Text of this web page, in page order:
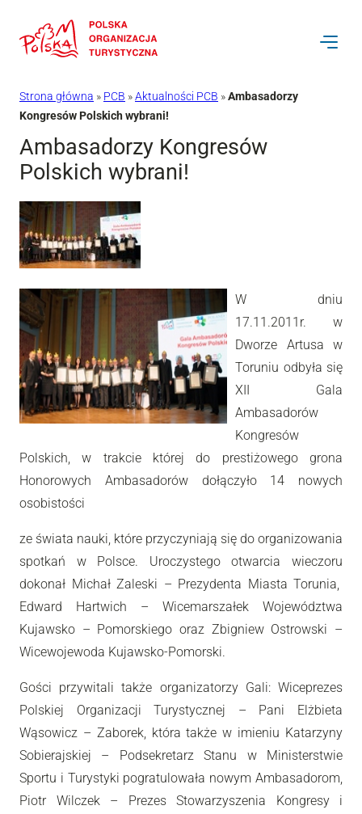
do
Strona główna » PCB »Aktualności PCB »Ambasadorzy
Kongresów Polskich wybrani!
Ambasadorzy Kongresów
Polskich wybrani!
W dniu
17.11.2011r. w
Dworze Artusa w
Toruniu odbyła się
XII Gala
Ambasadorów
Kongresów
Polskich, w trakcie której do prestiżowego grona
Honorowych Ambasadorów dołączyło 14 nowych
osobistości
ze świata nauki, które przyczyniają się do organizowania
spotkań w Polsce. Uroczystego otwarcia wieczoru
dokonał Michał Zaleski – Prezydenta Miasta Torunia,
Edward Hartwich – Wicemarszałek Województwa
Kujawsko – Pomorskiego oraz Zbigniew Ostrowski –
Wicewojewoda Kujawsko-Pomorski.
Gości przywitali także organizatorzy Gali: Wiceprezes
Polskiej Organizacji Turystycznej – Pani Elżbieta
Wąsowicz – Zaborek, która także w imieniu Katarzyny
Sobierajskiej – Podsekretarz Stanu w Ministerstwie
Sportu i Turystyki pogratulowała nowym Ambasadorom,
Piotr Wilczek – Prezes Stowarzyszenia Kongresy i